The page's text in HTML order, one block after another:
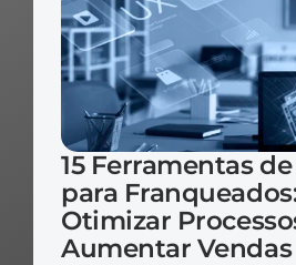
15 Ferramentas
para
Otimizar
Aumentar Vendas